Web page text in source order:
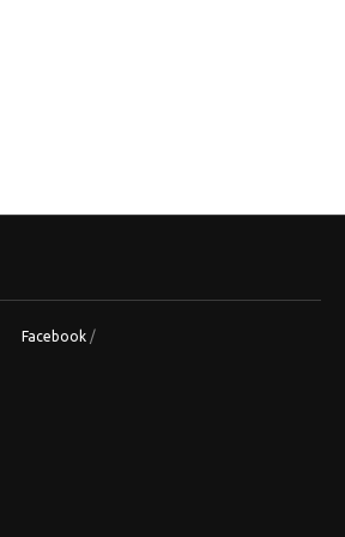
Facebook /